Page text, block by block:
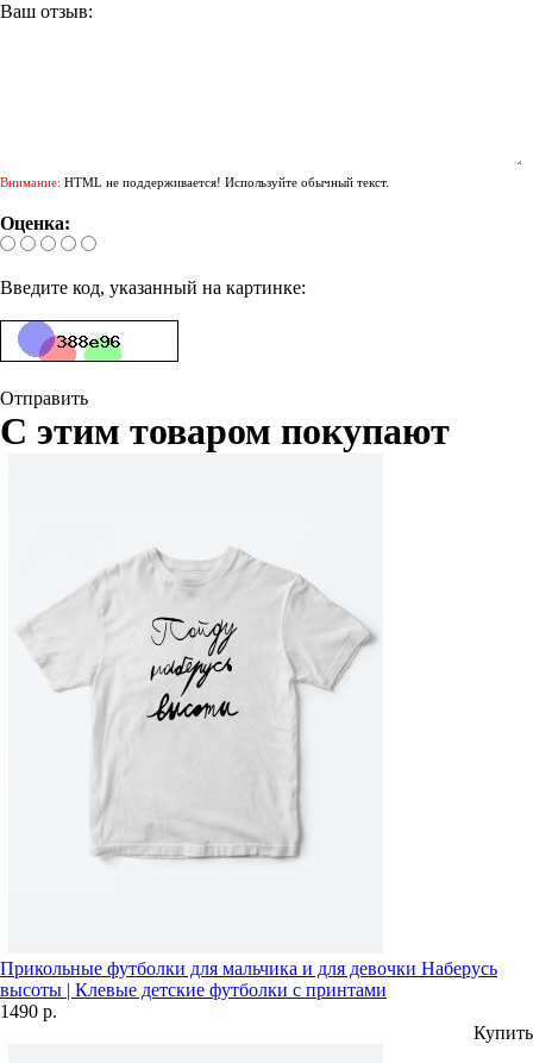
Ваш отзыв:
Внимание: HTML не поддерживается! Используйте обычный текст.
Оценка:
Введите код, указанный на картинке:
Отправить
С этим товаром покупают
Прикольные футболки для мальчика и для девочки Наберусь
высоты | Клевые детские футболки с принтами
1490 р.
Купить